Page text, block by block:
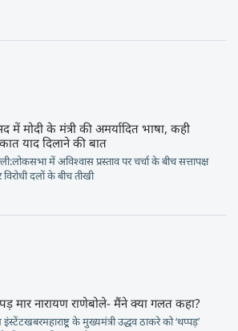
में मोदी के मंत्री की अमर्यादित भाषा, कही
याद दिलाने की बात
में अविश्वास प्रस्ताव पर चर्चा के बीच सत्तापक्ष
दलों के बीच तीखी
मार नारायण राणेबोले- मैंने क्या गलत कहा?
इंस्टेंटखबरमहाराष्ट्र्र के मुख्यमंत्री उद्धव ठाकरे को ‘थप्पड़’